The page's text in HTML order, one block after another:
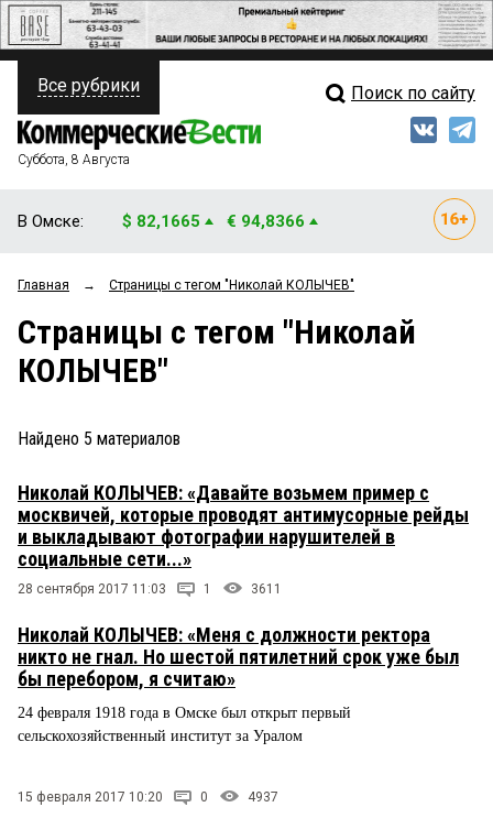
ПОЛИТИКА
ФИНАНСЫ
ОБЩЕСТВО
ЗАКОН
ПРОИСШЕСТВИЯ
СТИЛЬ ЖИЗНИ
Свежий выпуск
Мнения
Рейтинги
Все рубрики Поиск по сайту
Суббота, 8 Августа
В Омске: $ 82,1665 € 94,8366
Главная → Страницы c тегом "Николай КОЛЫЧЕВ"
Страницы c тегом "Николай
КОЛЫЧЕВ"
Найдено 5 материалов
Николай КОЛЫЧЕВ: «Давайте возьмем пример с
москвичей, которые проводят антимусорные рейды
и выкладывают фотографии нарушителей в
социальные сети...»
28 сентября 2017 11:03 1 3611
Николай КОЛЫЧЕВ: «Меня с должности ректора
никто не гнал. Но шестой пятилетний срок уже был
бы перебором, я считаю»
24 февраля 1918 года в Омске был открыт первый
сельскохозяйственный институт за Уралом
15 февраля 2017 10:20 0 4937